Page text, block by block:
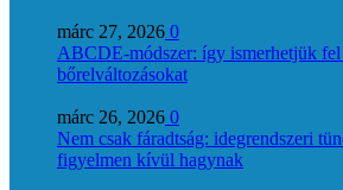
márc 27, 2026 0
ABCDE‑módszer: így ismerhetjük
bőrelváltozásokat
márc 26, 2026 0
Nem csak fáradtság: idegrendszeri
figyelmen kívül hagynak